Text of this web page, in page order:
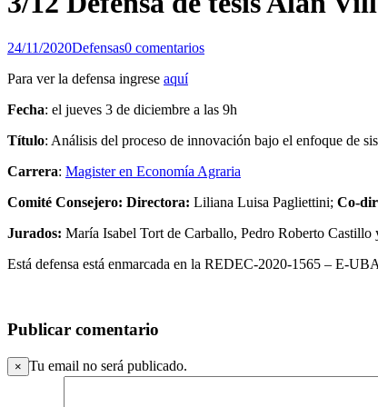
24/11/2020Defensas0 comentarios
Para ver la defensa ingrese aquí
Fecha: el jueves 3 de diciembre a las 9h
Título: Análisis del proceso de innovación bajo el enfoque de
Carrera: Magister en Economía Agraria
Comité Consejero: Directora: Liliana Luisa Pagliettini; Co-
Jurados: María Isabel Tort de Carballo, Pedro Roberto Castillo
Está defensa está enmarcada en la REDEC-2020-1565 – E-
Publicar comentario
× Tu email no será publicado.